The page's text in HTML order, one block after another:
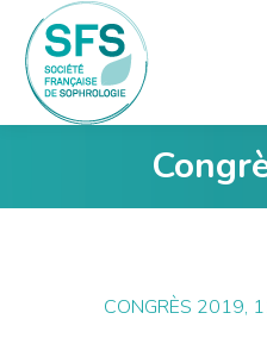
Vous
CONGRÈS 2019,